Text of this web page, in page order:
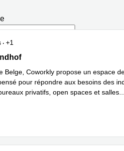
+1
Belge, Coworkly propose un espace
pour répondre aux besoins des
privatifs, open spaces et salles